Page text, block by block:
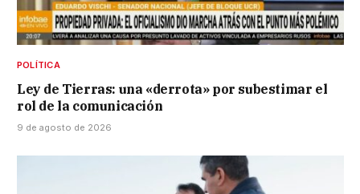
POLÍTICA
Ley de Tierras: una «derrota» por subestimar el
rol de la comunicación
9 de agosto de 2026